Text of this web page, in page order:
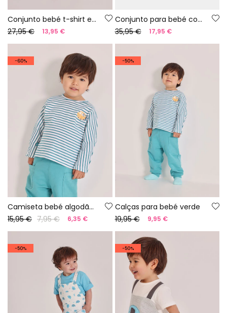
Conjunto bebé t-shirt e calções em algodão verde
27,95 €
13,95 €
Conjunto para bebé com estampado de limões
35,95 €
17,95 €
-60%
Camiseta bebé algodão listado
15,95 € 7,95 € 6,35 €
-50%
Calças para bebé verde
19,95 €
9,95 €
-50% -50%